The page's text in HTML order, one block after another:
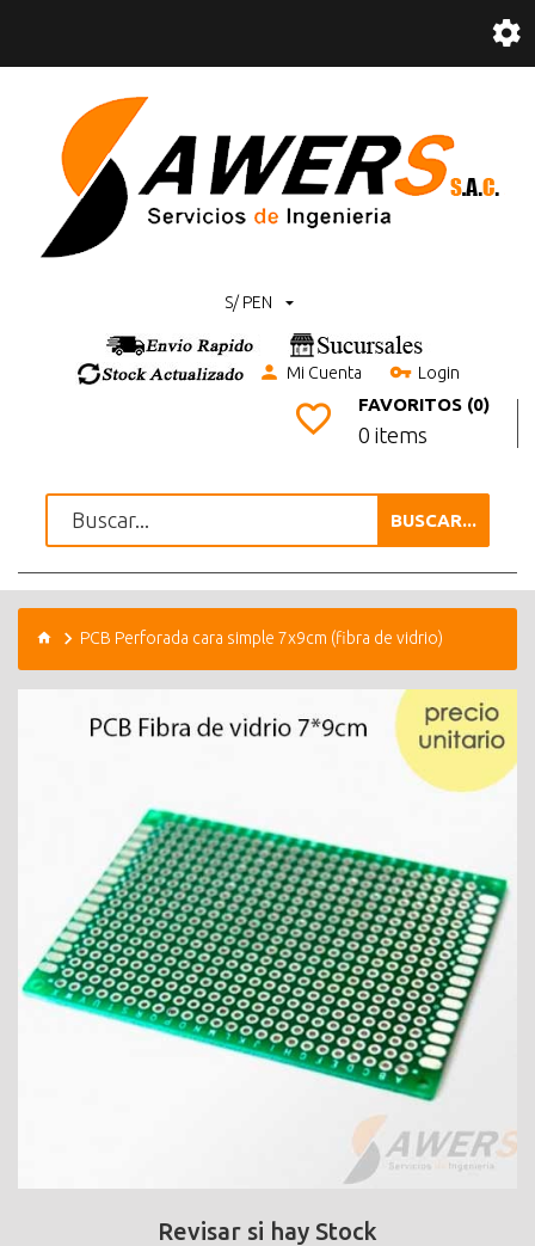
S/ PEN
Mi Cuenta Login
FAVORITOS (0)
0 items
BUSCAR...
PCB Perforada cara simple 7x9cm (fibra de vidrio)
Revisar si hay Stock